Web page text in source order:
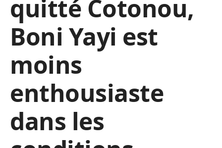
quitté Cotonou,
Boni Yayi est
moins
enthousiaste
dans les